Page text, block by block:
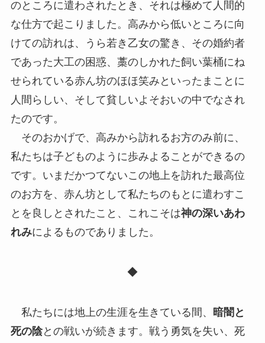
のところに遣わされたとき、それは極めて人間的
な仕方で起こりました。高みから低いところに向
けての訪れは、うら若き乙女の驚き、その婚約者
であった大工の困惑、藁のしかれた飼い葉桶にね
せられている赤ん坊のほほ笑みといったまことに
人間らしい、そして貧しいよそおいの中でなされ
たのです。
そのおかげで、高みから訪れるお方のみ前に、
私たちは子どものように歩みよることができるの
です。いまだかつてないこの地上を訪れた最高位
のお方を、赤ん坊として私たちのもとに遣わすこ
とを良しとされたこと、これこそは神の深いあわ
れみによるものでありました。
◆
私たちには地上の生涯を生きている間、
暗闇と
死の陰との戦いが続きます。戦う勇気を失い、死